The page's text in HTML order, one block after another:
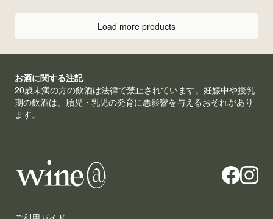
Load more products
お酒に関する注記
20歳未満の方の飲酒は法律で禁止されています。妊娠中や授乳
期の飲酒は、胎児・乳児の発育に悪影響を与えるおそれがあり
ます。